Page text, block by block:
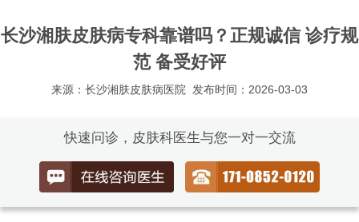
长沙湘肤皮肤病专科靠谱吗？正规诚信 诊疗规
范 备受好评
来源：长沙湘肤皮肤病医院 发布时间：2026-03-03
快速问诊，皮肤科医生与您一对一交流